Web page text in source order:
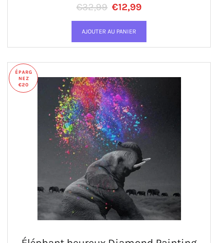
Prix régulier
€32,99 PRIX RÉDUIT
€12,99
ÉPARG
NEZ
€20